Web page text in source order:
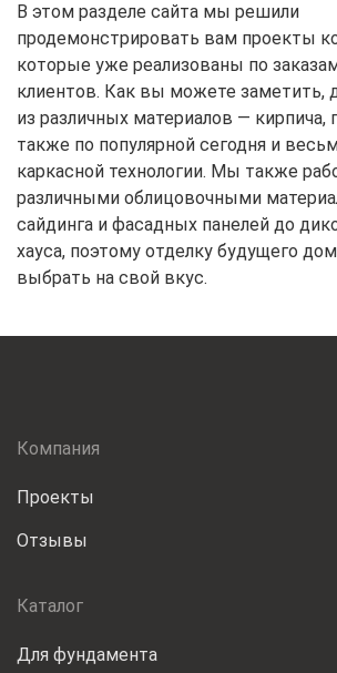
В этом разделе сайта мы решили
продемонстрировать вам проекты
которые уже реализованы по
клиентов. Как вы можете заметить,
из различных материалов — кирпича,
также по популярной сегодня и
каркасной технологии. Мы также
различными облицовочными
сайдинга и фасадных панелей до
хауса, поэтому отделку будущего
выбрать на свой вкус.
Компания
Проекты
Отзывы
Каталог
Для фундамента